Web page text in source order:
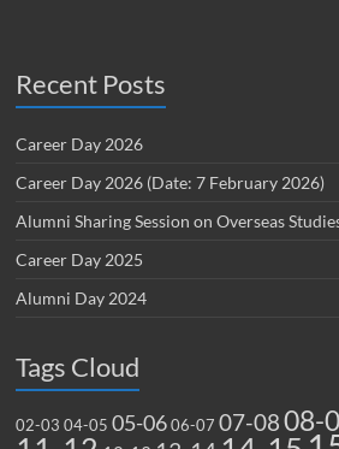
Recent Posts
Career Day 2026
Career Day 2026 (Date: 7 February 2026)
Alumni Sharing Session on Overseas
Career Day 2025
Alumni Day 2024
Tags Cloud
02-03 04-05 05-06 06-07 07-0808-